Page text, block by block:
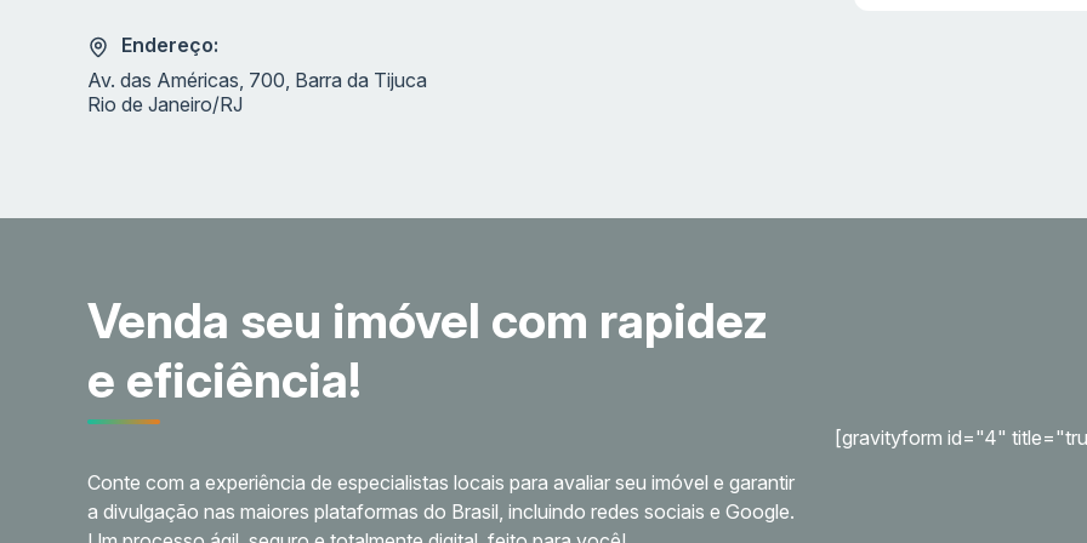
Endereço:
Av. das Américas, 700, Barra da Tijuca
Rio de Janeiro/RJ
Venda seu imóvel com rapidez
e eficiência!
Conte com a experiência de especialistas locais para avaliar seu imóvel e garantir
a divulgação nas maiores plataformas do Brasil, incluindo redes sociais e Google.
[gravityform id="4"